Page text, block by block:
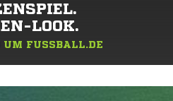
LOOK.
UM FUSSBALL.DE